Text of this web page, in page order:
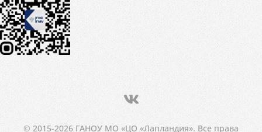
© 2015-2026 ГАНОУ МО «ЦО «Лапландия». Все права